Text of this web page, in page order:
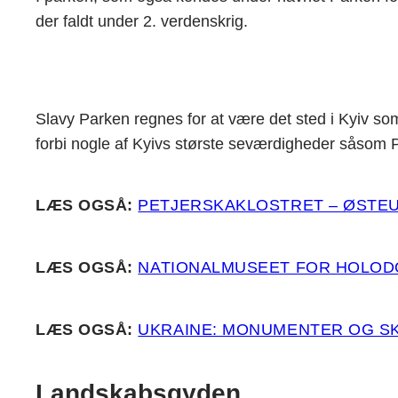
der faldt under 2. verdenskrig.
Slavy Parken regnes for at være det sted i Kyiv
forbi nogle af Kyivs største seværdigheder såsom
LÆS OGSÅ: PETJERSKAKLOSTRET –
LÆS OGSÅ: NATIONALMUSEET FOR
LÆS OGSÅ: UKRAINE: MONUMENTER OG